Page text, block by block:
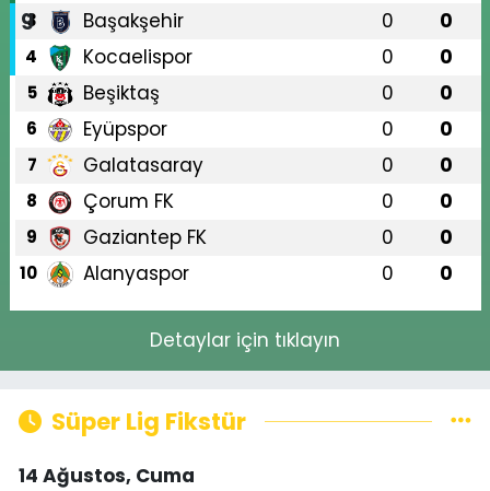
3 Başakşehir 0 0
4 Kocaelispor 0 0
5 Beşiktaş 0 0
6 Eyüpspor 0 0
7 Galatasaray 0 0
8 Çorum FK 0 0
9 Gaziantep FK 0 0
10 Alanyaspor 0 0
Detaylar için tıklayın
Süper Lig Fikstür
14 Ağustos, Cuma